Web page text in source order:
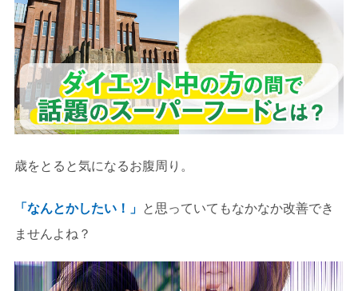
歳をとると気になるお腹周り。
「なんとかしたい！」 と思っていてもなかなか改善でき
ませんよね？